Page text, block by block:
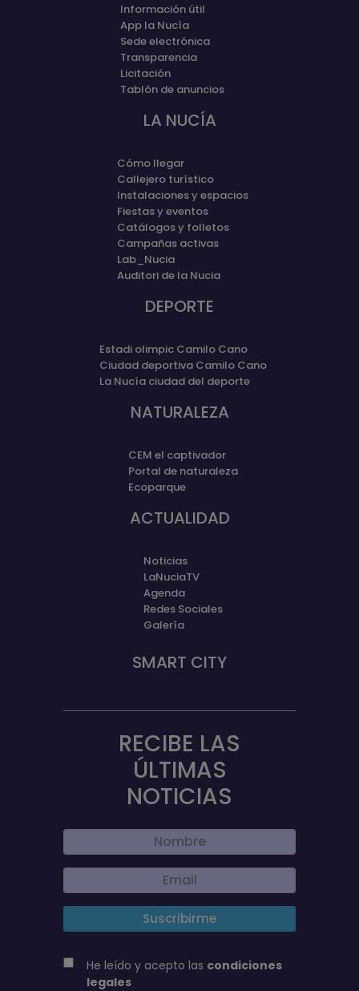
Información útil
App la Nucía
Sede electrónica
Transparencia
Licitación
Tablón de anuncios
LA NUCÍA
Cómo llegar
Callejero turístico
Instalaciones y espacios
Fiestas y eventos
Catálogos y folletos
Campañas activas
Lab_Nucia
Auditori de la Nucia
DEPORTE
Estadi olimpic Camilo Cano
Ciudad deportiva Camilo Cano
La Nucía ciudad del deporte
NATURALEZA
CEM el captivador
Portal de naturaleza
Ecoparque
ACTUALIDAD
Noticias
LaNuciaTV
Agenda
Redes Sociales
Galería
SMART CITY
RECIBE LAS
ÚLTIMAS
NOTICIAS
He leído y acepto las condiciones
legales